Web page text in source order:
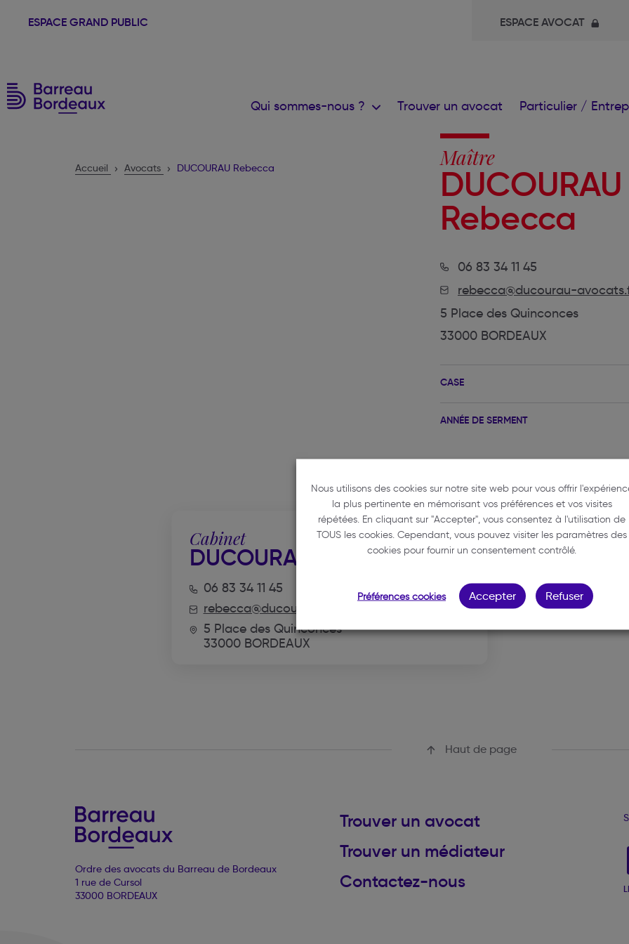
ESPACE GRAND PUBLIC ESPACE AVOCAT
Qui sommes-nous ? Trouver un avocat Particulier /
Accueil Avocats DUCOURAU Rebecca Maître
DUCOURAU
Rebecca
06 83 34 11 45
rebecca@ducourau-
5 Place des Quinconces
33000 BORDEAUX
CASE
ANNÉE DE SERMENT
Cabinet
DUCOURAU REBECCA
06 83 34 11 45
rebecca@ducourau-avocats.fr
5 Place des Quinconces
33000 BORDEAUX
Haut de page
Ordre des avocats du Barreau de Bordeaux
1 rue de Cursol
33000 BORDEAUX
Trouver un avocat
Trouver un médiateur
Contactez-nous
Nous utilisons des cookies sur notre site web pour vous offrir
la plus pertinente en mémorisant vos préférences et vos visites
répétées. En cliquant sur "Accepter", vous consentez à l'utilisation de
TOUS les cookies. Cependant, vous pouvez visiter les paramètres des
cookies pour fournir un consentement contrôlé.
Préférences cookies Accepter Refuser